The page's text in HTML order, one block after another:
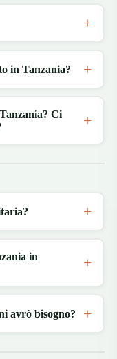
in Tanzania?
Ci
in
avrò bisogno?